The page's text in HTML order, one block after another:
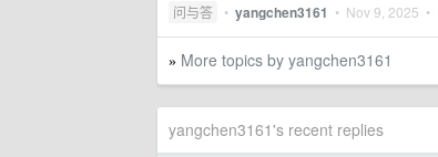
问与答 • yangchen3161 • Nov 9, 2025 •
» More topics by yangchen3161
yangchen3161's recent replies